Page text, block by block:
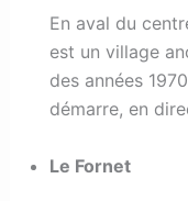
En aval du
est un village
des années
démarre, en
Le Fornet